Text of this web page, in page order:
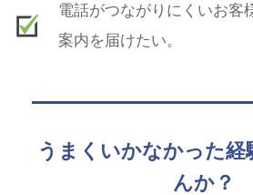
電話がつながりにくいお客
案内を届けたい。
うまくいかなかった経
んか？